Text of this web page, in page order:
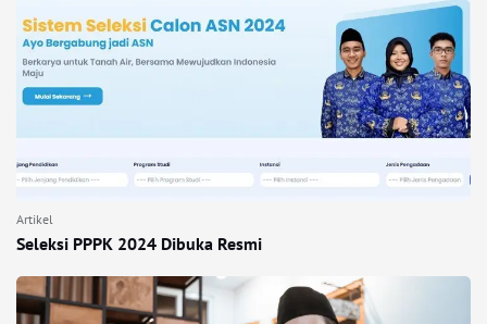
Artikel
Seleksi PPPK 2024 Dibuka Resmi